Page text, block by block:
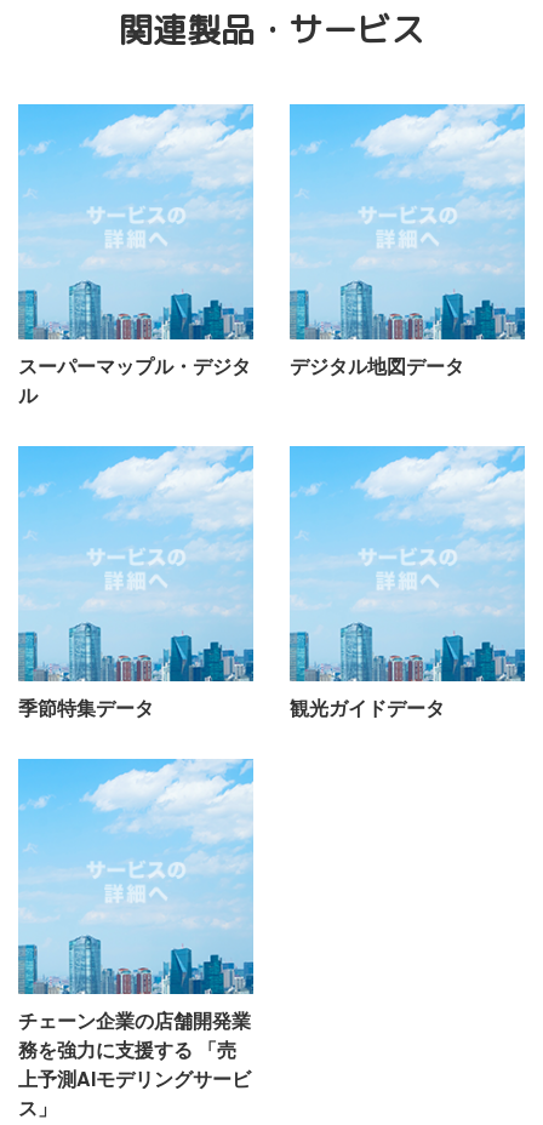
関連製品・サービス
スーパーマップル・デジタ
ル
デジタル地図データ
季節特集データ 観光ガイドデータ
チェーン企業の店舗開発業
務を強力に支援する 「売
上予測AIモデリングサービ
ス」